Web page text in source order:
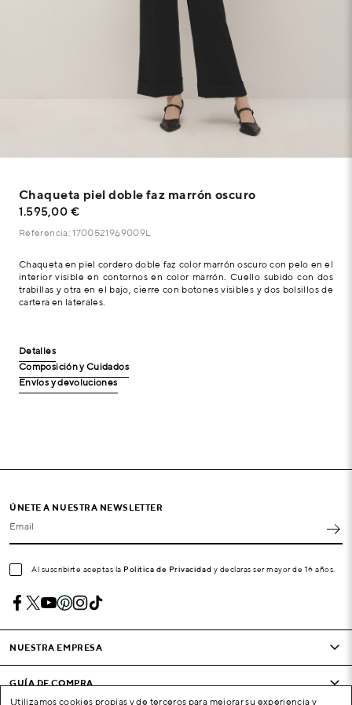
Chaqueta piel doble faz marrón oscuro
1.595,00 €
Referencia: 1700521969009L
Chaqueta en piel cordero doble faz color marrón oscuro con pelo en el
interior visible en contornos en color marrón. Cuello subido con dos
trabillas y otra en el bajo, cierre con botones visibles y dos bolsillos de
cartera en laterales.
Detalles
Composición y Cuidados
Envíos y devoluciones
ÚNETE A NUESTRA NEWSLETTER
Email
Al suscribirte aceptas la Política de Privacidad y declaras ser mayor de 16 años.
NUESTRA EMPRESA
GUÍA DE COMPRA
Utilizamos cookies propias y de terceros para mejorar su experiencia y